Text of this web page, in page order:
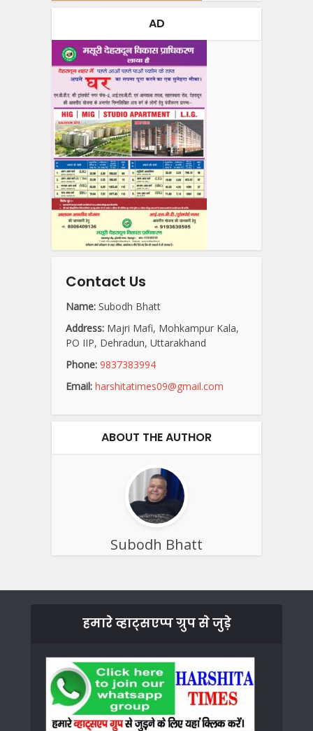
AD
Contact Us
Name: Subodh Bhatt
Address: Majri Mafi, Mohkampur Kala,
PO IIP, Dehradun, Uttarakhand
Phone: 9837383994
Email: harshitatimes09@gmail.com
ABOUT THE AUTHOR
Subodh Bhatt
हमारे व्हाट्सएप्प ग्रुप से जुड़े